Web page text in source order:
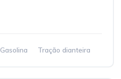
Gasolina Tração dianteira